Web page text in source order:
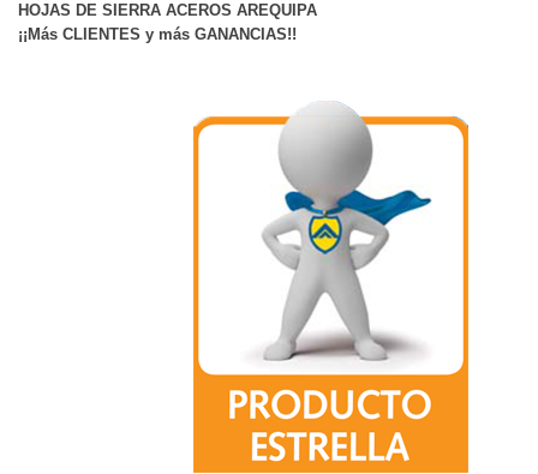
HOJAS DE SIERRA ACEROS AREQUIPA
¡¡Más CLIENTES y más GANANCIAS!!